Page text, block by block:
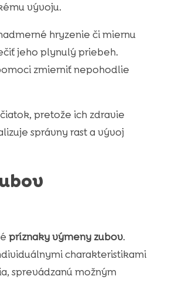
vývoju.
hryzenie či miernu
jeho plynulý priebeh.
zmierniť nepohodlie
pretože ich zdravie
správny rast a vývoj
príznaky výmeny zubov.
charakteristikami
sprevádzanú možným